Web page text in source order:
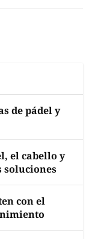
de pádel y
el cabello y
soluciones
con el